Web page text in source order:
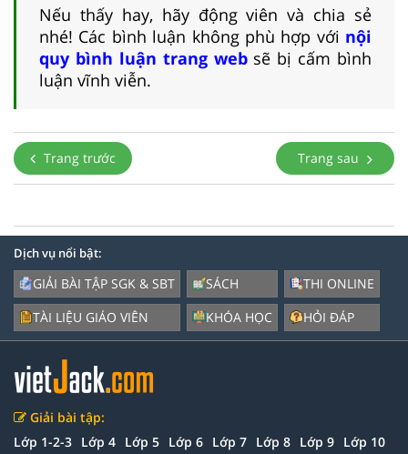
Nếu thấy hay, hãy động viên và chia sẻ
nhé! Các bình luận không phù hợp với nội
quy bình luận trang websẽ bị cấm bình
luận vĩnh viễn.
Trang trước Trang sau
Dịch vụ nổi bật:
GIẢI BÀI TẬP SGK & SBT
TÀI LIỆU GIÁO VIÊN
SÁCH
KHÓA HỌC
THI ONLINE
HỎI ĐÁP
Giải bài tập:
Lớp 1-2-3 Lớp 4 Lớp 5 Lớp 6 Lớp 7 Lớp 8 Lớp 9 Lớp 10